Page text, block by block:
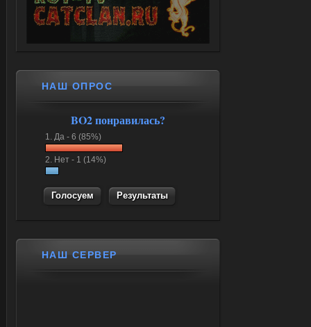
НАШ ОПРОС
BO2 понравилась?
1. Да - 6 (85%)
2. Нет - 1 (14%)
Результаты
НАШ СЕРВЕР